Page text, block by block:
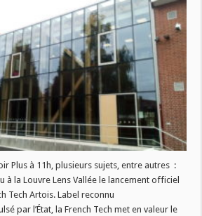
:
LANCEMENT
DE
LA
FRENCH
TECH
ARTOIS
Plus à 11h, plusieurs sujets, entre autres :
à la Louvre Lens Vallée le lancement officiel
Tech Artois. Label reconnu
par l’État, la French Tech met en valeur le